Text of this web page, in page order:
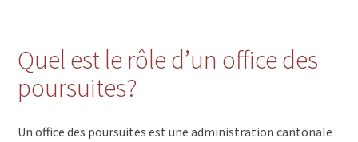
Quel est le rôle d’un office des
poursuites?
Un office des poursuites est une administration cantonale